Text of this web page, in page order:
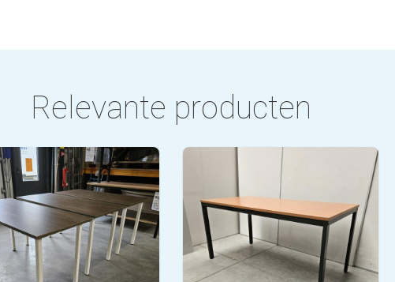
Relevante producten